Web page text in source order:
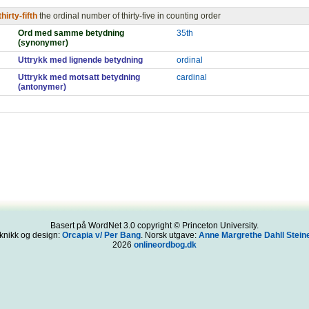
fifth the ordinal number of thirty-five in counting order
Ord med samme betydning
(synonymer)
35th
Uttrykk med lignende betydning
ordinal
Uttrykk med motsatt betydning
(antonymer)
cardinal
Basert på WordNet 3.0 copyright © Princeton University.
og design: Orcapia v/ Per Bang. Norsk utgave: Anne Margrethe Dahll
2026 onlineordbog.dk